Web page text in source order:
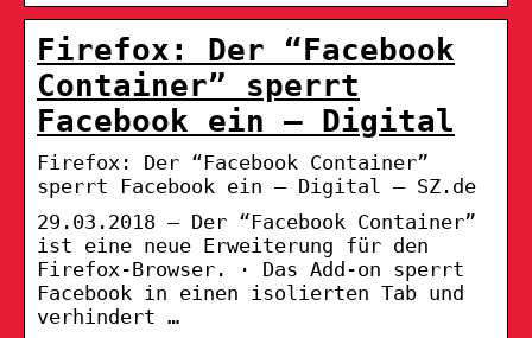
Firefox: Der “Facebook
Container” sperrt
Facebook ein – Digital
Firefox: Der “Facebook Container”
sperrt Facebook ein – Digital – SZ.de
29.03.2018 — Der “Facebook Container”
ist eine neue Erweiterung für den
Firefox-Browser. · Das Add-on sperrt
Facebook in einen isolierten Tab und
verhindert …